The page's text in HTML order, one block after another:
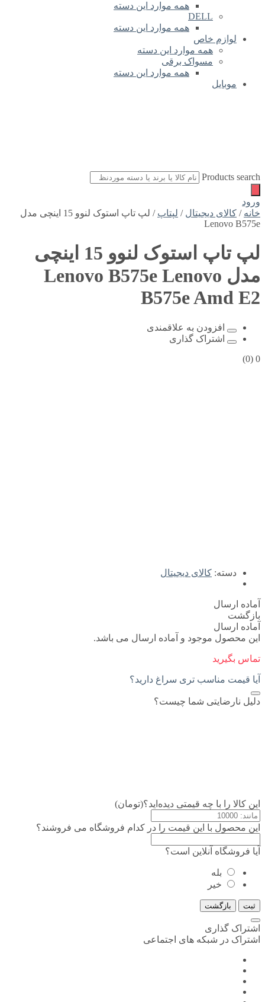
همه موارد این دسته
DELL
همه موارد این دسته
لوازم خاص
همه موارد این دسته
مسواک برقی
همه موارد این دسته
موبایل
Products search
ورود
خانه / کالای دیجیتال / لپتاپ
/ لپ تاپ استوک لنوو 15 اینچی مدل
Lenovo B575e
لپ تاپ استوک لنوو 15 اینچی
مدل Lenovo B575e Lenovo
B575e Amd E2
افزودن به علاقمندی
اشتراک گذاری
0
(0)
دسته: کالای دیجیتال
آماده ارسال
بازگشت
آماده ارسال
این محصول موجود و آماده ارسال می باشد.
تماس بگیرید
آیا قیمت مناسب تری سراغ دارید؟
دلیل نارضایتی شما چیست؟
این کالا را با چه قیمتی دیده‌اید؟(تومان)
این محصول با این قیمت را در کدام فروشگاه می فروشند؟
آیا فروشگاه آنلاین است؟
بله
خیر
ثبت بازگشت
اشتراک گذاری
اشتراک در شبکه های اجتماعی